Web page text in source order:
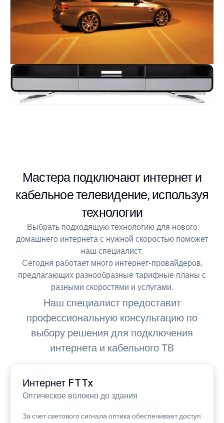
Мастера подключают интернет и
кабельное телевидение, используя
технологии
Выбрать подходящую технологию для нового
домашнего интернета с нужной скоростью поможет
наш специалист.
Сегодня работает много интернет-провайдеров,
предлагающих разнообразные тарифные планы с
разными скоростями и услугами.
Наш специалист предоставит
профессиональную консультацию по
выбору решения для подключения
интернета и кабельного ТВ
Интернет FTTx
Оптическое волокно до здания
За счет светового сигнала оптика обеспечивает доступ